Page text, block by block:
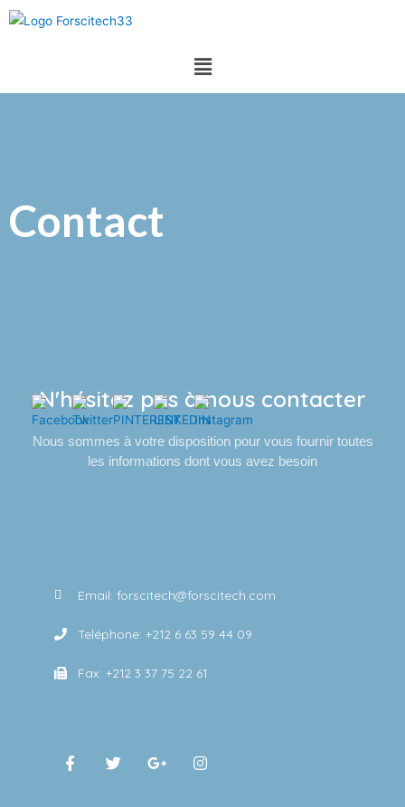
Contact
N'hésitez pas à nous contacter
Nous sommes à votre disposition pour vous fournir toutes
les informations dont vous avez besoin
Email: forscitech@forscitech.com
Teléphone: +212 6 63 59 44 09
Fax: +212 3 37 75 22 61